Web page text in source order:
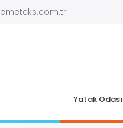
Yatak Odası